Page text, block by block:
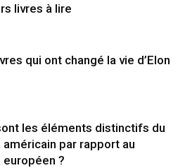
livres à lire
qui ont changé la vie d’Elon
les éléments distinctifs du
américain par rapport au
européen ?